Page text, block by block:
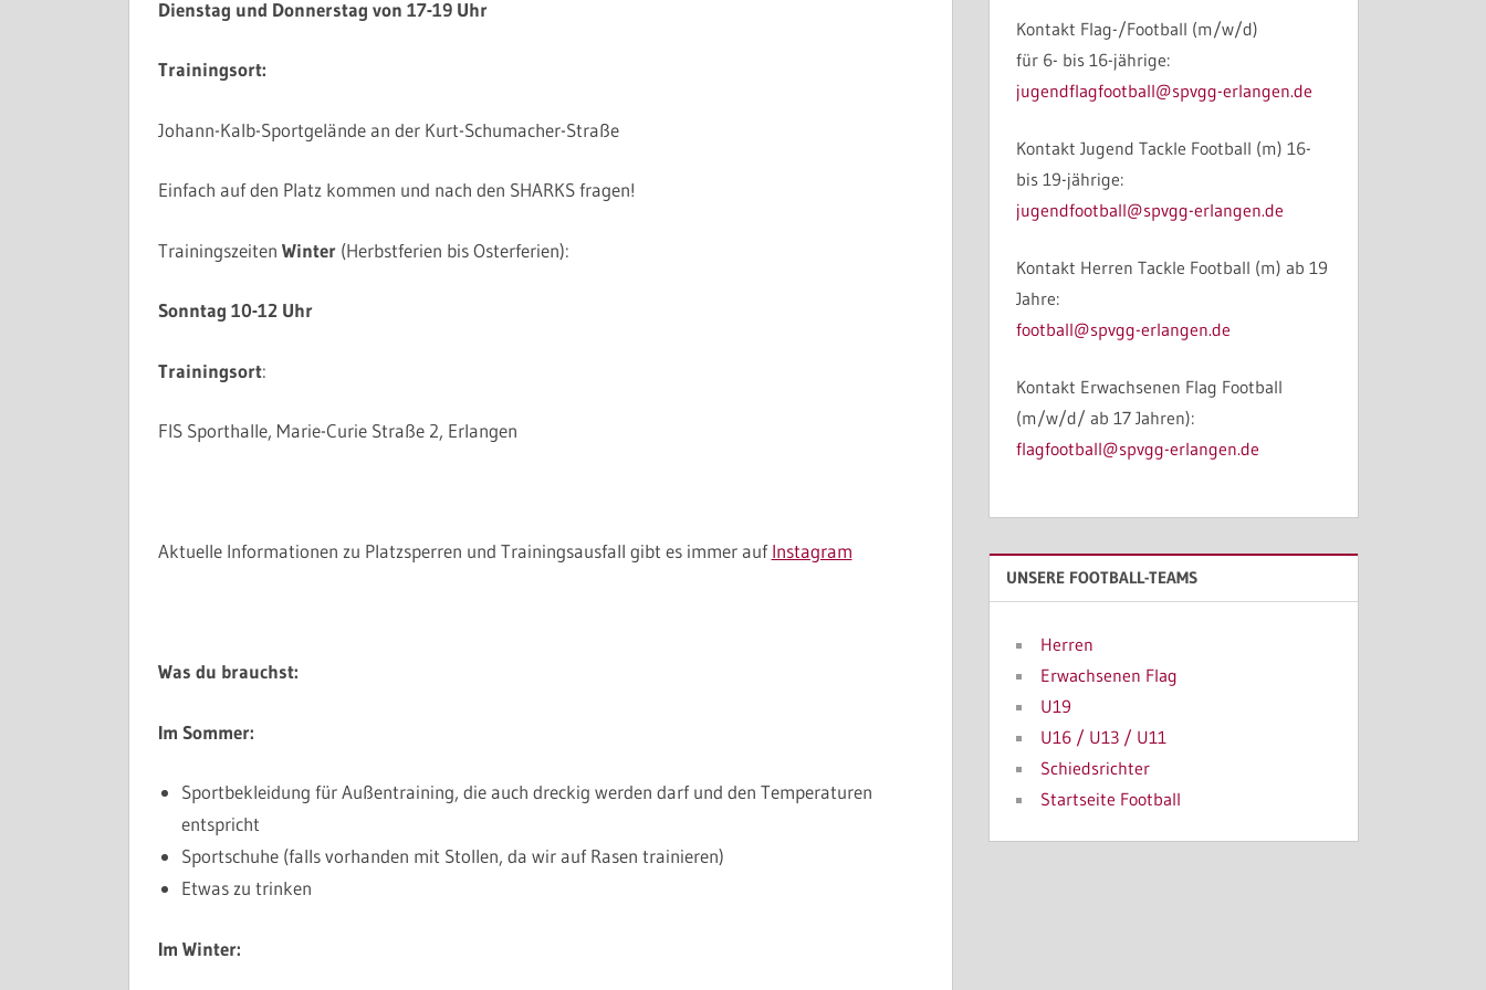
Dienstag und Donnerstag von 17-19 Uhr
Trainingsort:
Johann-Kalb-Sportgelände an der Kurt-Schumacher-Straße
Einfach auf den Platz kommen und nach den SHARKS fragen!
Trainingszeiten Winter (Herbstferien bis Osterferien):
Sonntag 10-12 Uhr
Trainingsort:
FIS Sporthalle, Marie-Curie Straße 2, Erlangen
Aktuelle Informationen zu Platzsperren und Trainingsausfall gibt es immer aufInstagram
Was du brauchst:
Im Sommer:
Sportbekleidung für Außentraining, die auch dreckig werden darf und den Temperaturen
entspricht
Sportschuhe (falls vorhanden mit Stollen, da wir auf Rasen trainieren)
Etwas zu trinken
Im Winter:
Kontakt Flag-/Football (m/w/d)
für 6- bis 16-jährige:
jugendflagfootball@spvgg-erlangen.de
Kontakt Jugend Tackle Football (m) 16-
bis 19-jährige:
jugendfootball@spvgg-erlangen.de
Kontakt Herren Tackle Football (m) ab 19
Jahre:
football@spvgg-erlangen.de
Kontakt Erwachsenen Flag Football
(m/w/d/ ab 17 Jahren):
flagfootball@spvgg-erlangen.de
UNSERE FOOTBALL-TEAMS
Herren
Erwachsenen Flag
U19
U16 / U13 / U11
Schiedsrichter
Startseite Football